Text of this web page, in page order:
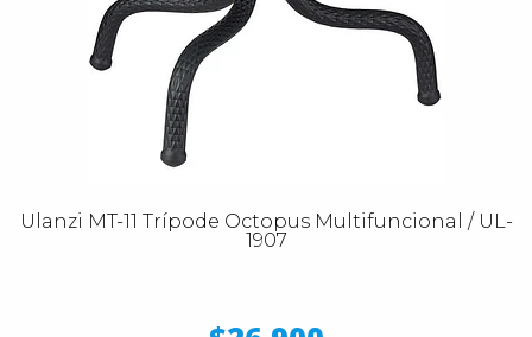
Ulanzi MT-11 Trípode Octopus Multifuncional / UL-
1907